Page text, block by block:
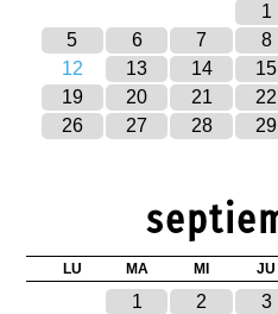
1
5
6 7 8
12
13 14 15
19
20 21 22
26
27 28 29
LU MA MI JU
1 2 3